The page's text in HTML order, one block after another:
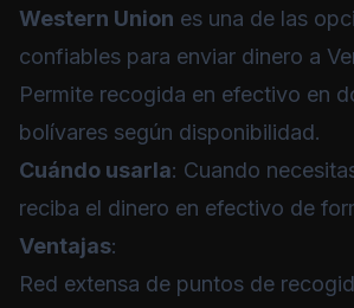
Western Union es una de las
confiables para enviar dinero a
Permite recogida en efectivo en
bolívares según disponibilidad.
Cuándo usarla: Cuando
reciba el dinero en efectivo de
Ventajas:
Red extensa de puntos de